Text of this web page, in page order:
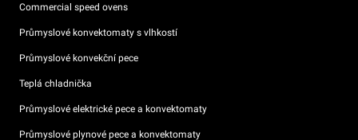
Commercial speed ovens
Průmyslové konvektomaty s vlhkostí
Průmyslové konvekční pece
Teplá chladnička
Průmyslové elektrické pece a konvektomaty
Průmyslové plynové pece a konvektomaty